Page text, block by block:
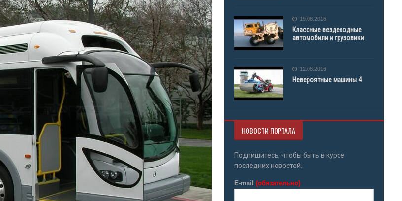
19.08.2016
Классные вездеходные
автомобили и грузовики
12.08.2016
Невероятные машины 4
НОВОСТИ ПОРТАЛА
Подпишитесь, чтобы быть в курсе
последних новостей.
E-mail (обязательно)